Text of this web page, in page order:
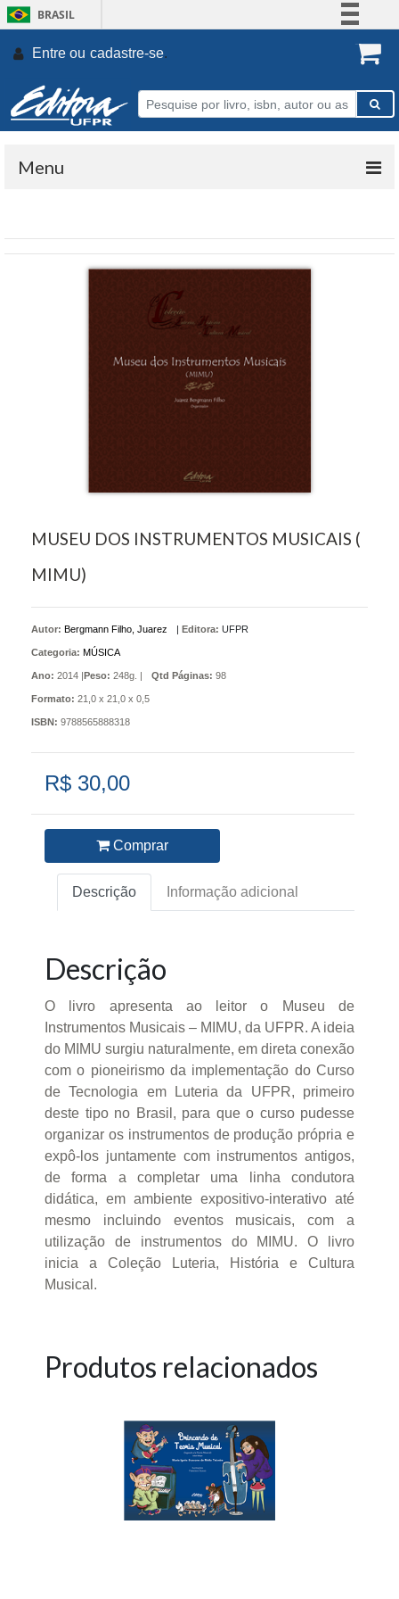
BRASIL
Participe
Entre ou cadastre-se.
Menu
MUSEU DOS INSTRUMENTOS MUSICAIS (
MIMU)
Autor: Bergmann Filho, Juarez | Editora: UFPR
Categoria: MÚSICA
Ano: 2014 |Peso: 248g. | Qtd Páginas: 98
Formato: 21,0 x 21,0 x 0,5
ISBN: 9788565888318
R$ 30,00
Comprar
Descrição Informação adicional
Descrição
O livro apresenta ao leitor o Museu de
Instrumentos Musicais – MIMU, da UFPR. A ideia
do MIMU surgiu naturalmente, em direta conexão
com o pioneirismo da implementação do Curso
de Tecnologia em Luteria da UFPR, primeiro
deste tipo no Brasil, para que o curso pudesse
organizar os instrumentos de produção própria e
expô-los juntamente com instrumentos antigos,
de forma a completar uma linha condutora
didática, em ambiente expositivo-interativo até
mesmo incluindo eventos musicais, com a
utilização de instrumentos do MIMU. O livro
inicia a Coleção Luteria, História e Cultura
Musical.
Produtos relacionados